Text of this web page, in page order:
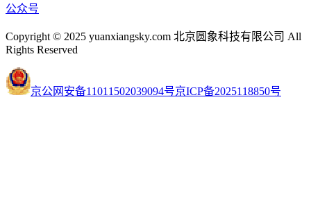
公众号
Copyright © 2025 yuanxiangsky.com 北京圆象科技有限公司 All
Rights Reserved
京公网安备11011502039094号京ICP备2025118850号